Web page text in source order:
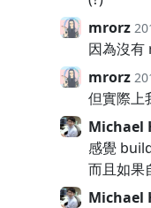
mrorz
因為沒
mrorz
但實際上
Michael
感覺
而且如果
Michael